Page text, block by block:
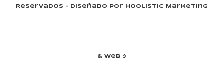
Reservados - Diseñado Por Hoolistic Marketing
& Web :)